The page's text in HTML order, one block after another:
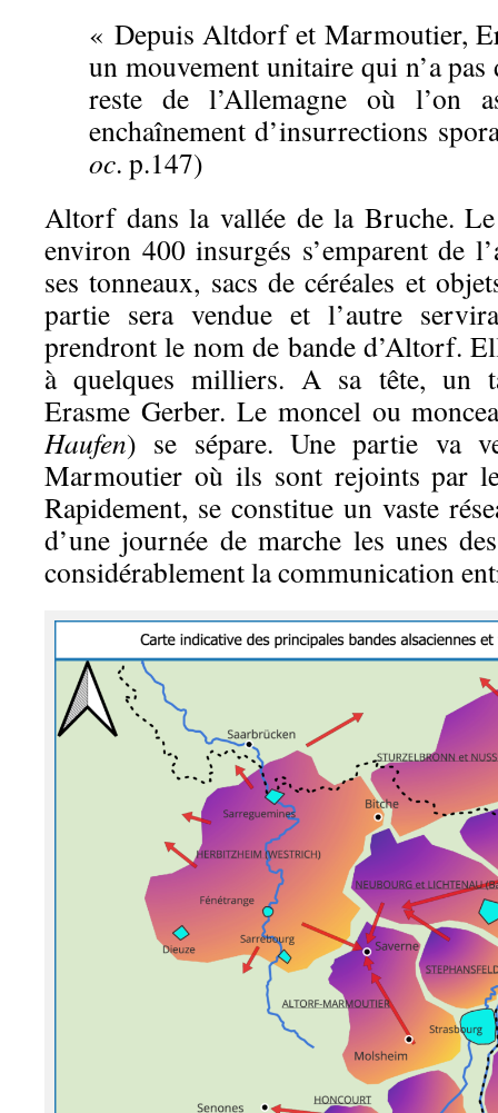
« Depuis Altdorf et Marmoutier,
un mouvement unitaire qui n’a pas
reste de l’Allemagne où l’on
enchaînement d’insurrections
oc. p.147)
Altorf dans la vallée de la Bruche.
environ 400 insurgés s’emparent de
ses tonneaux, sacs de céréales et
partie sera vendue et l’autre
prendront le nom de bande d’Altorf.
à quelques milliers. A sa tête, un
Erasme Gerber. Le moncel ou
Haufen) se sépare. Une partie va
Marmoutier où ils sont rejoints par
Rapidement, se constitue un vaste
d’une journée de marche les unes
considérablement la communication